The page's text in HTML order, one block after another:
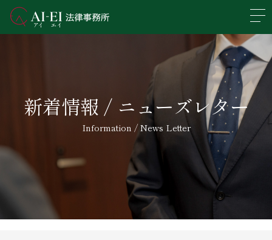
新着情報 / ニューズレター
Information / News Letter
事務所概要
業務分野
所属弁護士紹介
アクセス
新着情報